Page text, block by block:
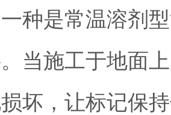
种是常温溶剂
当施工于地面
坏，让标记保